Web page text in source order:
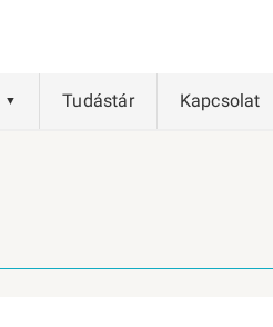
Tudástár Kapcsolat